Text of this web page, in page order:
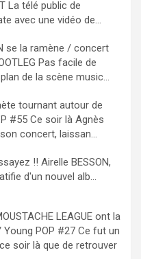
La télé public de
avec une vidéo de...
se la ramène / concert
Pas facile de
de la scène music...
tournant autour de
#55 Ce soir là Agnès
concert, laissan...
!! Airelle BESSON,
d'un nouvel alb...
LEAGUE ont la
POP #27 Ce fut un
soir là que de retrouver